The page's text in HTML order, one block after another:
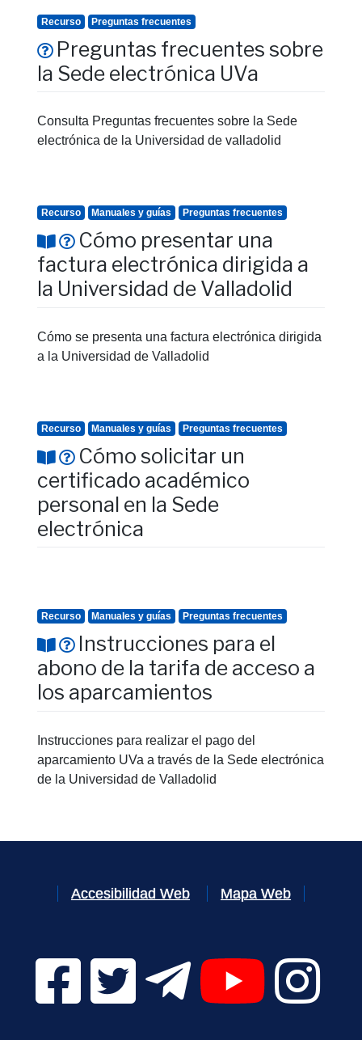
Recurso Preguntas frecuentes
Preguntas frecuentes sobre
la Sede electrónica UVa
Consulta Preguntas frecuentes sobre la Sede
electrónica de la Universidad de valladolid
Recurso Manuales y guías Preguntas frecuentes
Cómo presentar una
factura electrónica dirigida a
la Universidad de Valladolid
Cómo se presenta una factura electrónica dirigida
a la Universidad de Valladolid
Recurso Manuales y guías Preguntas frecuentes
Cómo solicitar un
certificado académico
personal en la Sede
electrónica
Recurso Manuales y guías Preguntas frecuentes
Instrucciones para el
abono de la tarifa de acceso a
los aparcamientos
Instrucciones para realizar el pago del
aparcamiento UVa a través de la Sede electrónica
de la Universidad de Valladolid
Accesibilidad Web Mapa Web
Facebook Digital UVa (se abrirá en una nueva
Twitter Digital UVa (se abrirá en una
Telegram Digital UVa (se
YouTube Digital